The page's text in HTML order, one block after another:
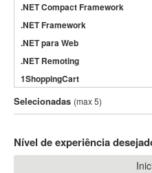
.NET Compact Framework
.NET Framework
.NET para Web
.NET Remoting
1ShoppingCart
3DS Max
3GSM
802.11
Selecionadas (max 5)
Nível de experiência